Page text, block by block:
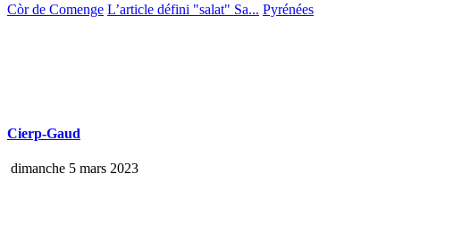
Còr de Comenge L’article défini "salat" Sa... Pyrénées
Cierp-Gaud
dimanche 5 mars 2023